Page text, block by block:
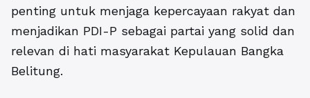
penting untuk menjaga kepercayaan rakyat dan
menjadikan PDI-P sebagai partai yang solid dan
relevan di hati masyarakat Kepulauan Bangka
Belitung.